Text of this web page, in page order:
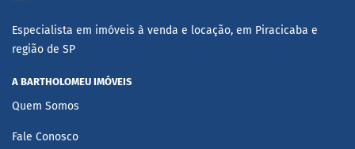
Especialista em imóveis à venda e locação, em Piracicaba e
região de SP
A BARTHOLOMEU IMÓVEIS
Quem Somos
Fale Conosco